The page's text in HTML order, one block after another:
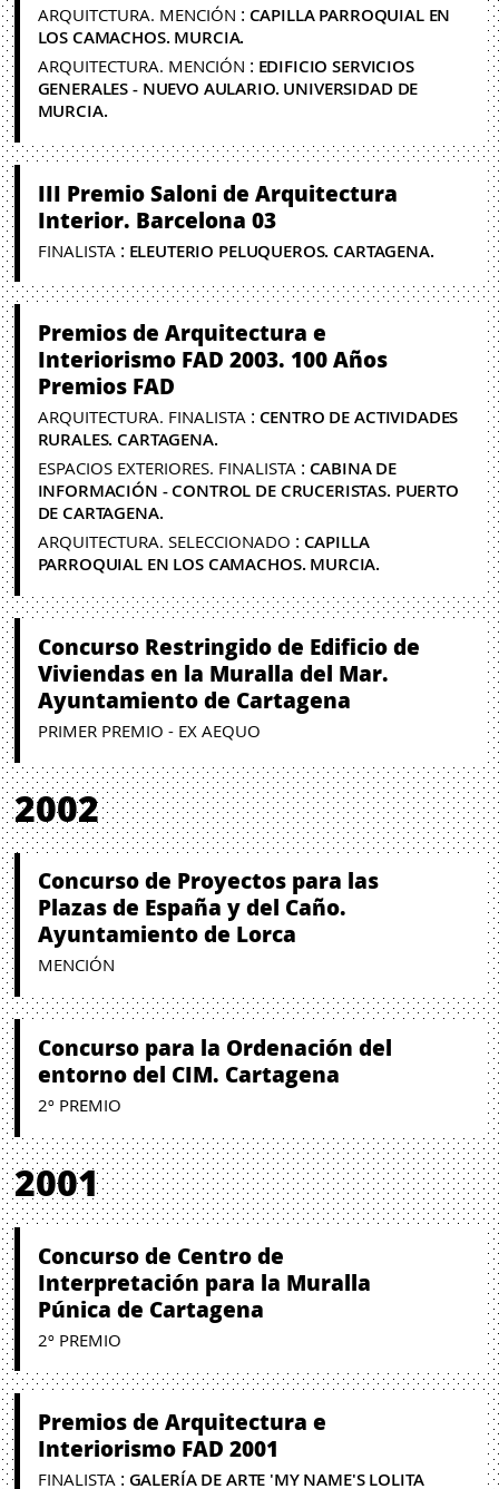
ARQUITCTURA. MENCIÓN : CAPILLA PARROQUIAL EN
LOS CAMACHOS. MURCIA.
ARQUITECTURA. MENCIÓN : EDIFICIO SERVICIOS
GENERALES - NUEVO AULARIO. UNIVERSIDAD DE
MURCIA.
III Premio Saloni de Arquitectura
Interior. Barcelona 03
FINALISTA: ELEUTERIO PELUQUEROS. CARTAGENA.
Premios de Arquitectura e
Interiorismo FAD 2003. 100 Años
Premios FAD
ARQUITECTURA. FINALISTA: CENTRO DE ACTIVIDADES
RURALES. CARTAGENA.
ESPACIOS EXTERIORES. FINALISTA: CABINA DE
INFORMACIÓN - CONTROL DE CRUCERISTAS. PUERTO
DE CARTAGENA.
ARQUITECTURA. SELECCIONADO : CAPILLA
PARROQUIAL EN LOS CAMACHOS. MURCIA.
Concurso Restringido de Edificio de
Viviendas en la Muralla del Mar.
Ayuntamiento de Cartagena
PRIMER PREMIO - EX AEQUO
2002
Concurso de Proyectos para las
Plazas de España y del Caño.
Ayuntamiento de Lorca
MENCIÓN
Concurso para la Ordenación del
entorno del CIM. Cartagena
2º PREMIO
2001
Concurso de Centro de
Interpretación para la Muralla
Púnica de Cartagena
2º PREMIO
Premios de Arquitectura e
Interiorismo FAD 2001
FINALISTA: GALERÍA DE ARTE 'MY NAME'S LOLITA